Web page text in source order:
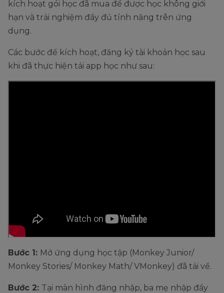
kích hoạt gói học đã mua để được học không giới
hạn và trải nghiệm đầy đủ tính năng trên ứng
dụng.
Các bước để kích hoạt, đăng ký tài khoản học sau
khi đã thực hiện tải app học như sau:
Bước 1: Mở ứng dụng học tập (Monkey Junior/
Monkey Stories/ Monkey Math/ VMonkey) đã tải về.
Bước 2: Tại màn hình đăng nhập, ba mẹ nhập đầy